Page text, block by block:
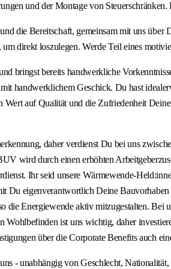
und der Montage von
die Bereitschaft, gemeinsam mit uns
direkt loszulegen. Werde Teil eines
bringst bereits handwerkliche
handwerklichem Geschick. Du hast
auf Qualität und die Zufriedenheit
daher verdienst Du bei uns
wird durch einen erhöhten
Ihr seid unsere Wärmewende-
Du eigenverantwortlich Deine
die Energiewende aktiv mitzugestalten.
Wohlbefinden ist uns wichtig, daher
über die Corporate Benefits auch
- unabhängig von Geschlecht,